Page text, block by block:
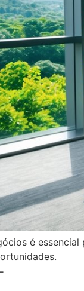
é